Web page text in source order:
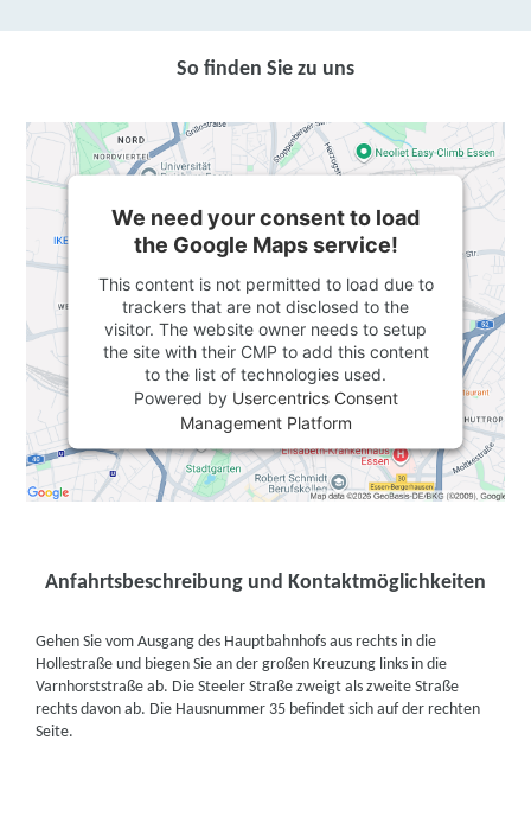
So finden Sie zu uns
We need your consent to load
the Google Maps service!
This content is not permitted to load due to
trackers that are not disclosed to the
visitor. The website owner needs to setup
the site with their CMP to add this content
to the list of technologies used.
Powered by Usercentrics Consent
Management Platform
Anfahrtsbeschreibung und Kontaktmöglichkeiten
Gehen Sie vom Ausgang des Hauptbahnhofs aus rechts in die
Hollestraße und biegen Sie an der großen Kreuzung links in die
Varnhorststraße ab. Die Steeler Straße zweigt als zweite Straße
rechts davon ab. Die Hausnummer 35 befindet sich auf der rechten
Seite.